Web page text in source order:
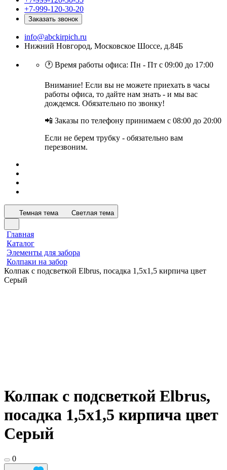
+7-999-120-30-20
Заказать звонок
info@abckirpich.ru
Нижний Новгород, Московское Шоссе, д.84Б
🕐 Время работы офиса: Пн - Пт с 09:00 до 17:00
Внимание! Если вы не можете приехать в часы
работы офиса, то дайте нам знать - и мы вас
дождемся. Обязательно по звонку!
📲 Заказы по телефону принимаем с 08:00 до 20:00
Если не берем трубку - обязательно вам
перезвоним.
Темная тема Светлая тема
Главная
Каталог
Элементы для забора
Колпаки на забор
Колпак с подсветкой Elbrus, посадка 1,5х1,5 кирпича цвет
Серый
Колпак с подсветкой Elbrus,
посадка 1,5х1,5 кирпича цвет
Серый
0